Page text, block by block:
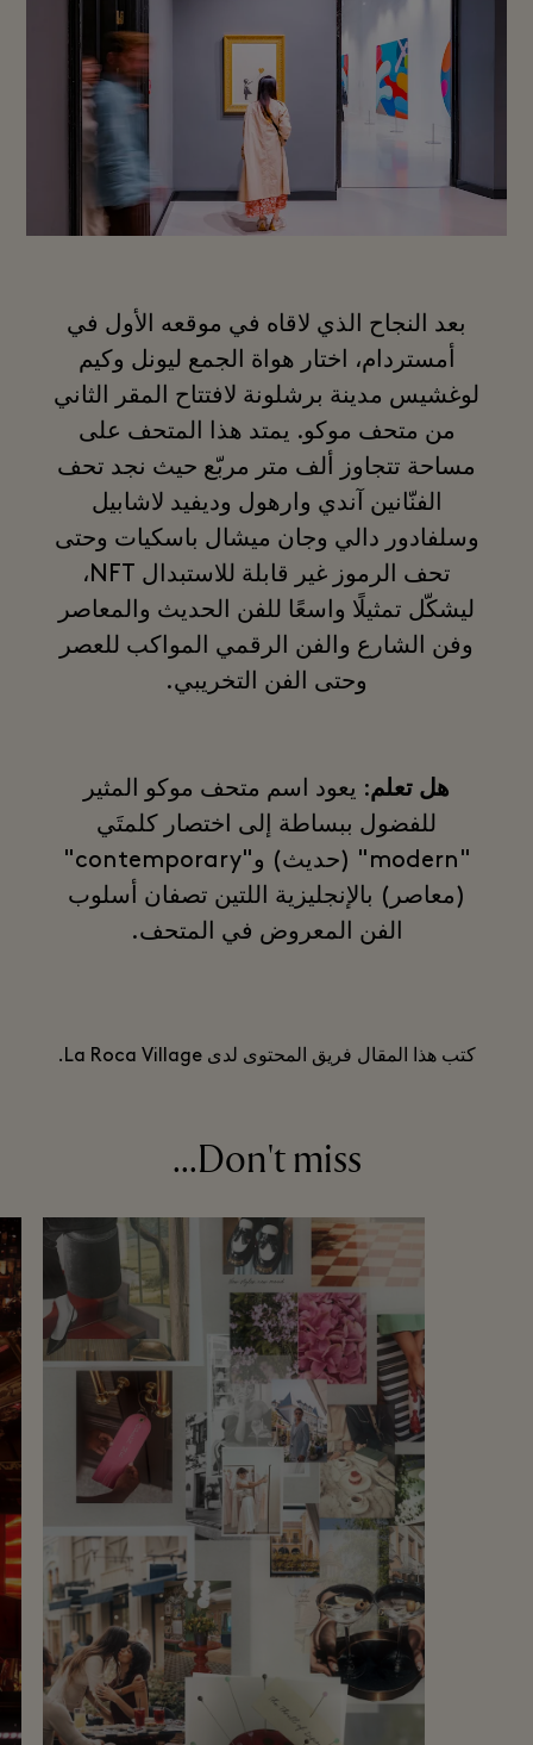
بعد النجاح الذي لاقاه في موقعه الأول في
أمستردام، اختار هواة الجمع ليونل وكيم
لوغشيس مدينة برشلونة لافتتاح المقر الثاني
من متحف موكو. يمتد هذا المتحف على
مساحة تتجاوز ألف متر مربّع حيث نجد تحف
الفنّانين آندي وارهول وديفيد لاشابيل
وسلفادور دالي وجان ميشال باسكيات وحتى
تحف الرموز غير قابلة للاستبدال NFT،
ليشكّل تمثيلًا واسعًا للفن الحديث والمعاصر
وفن الشارع والفن الرقمي المواكب للعصر
وحتى الفن التخريبي.
هل تعلم: يعود اسم متحف موكو المثير
للفضول ببساطة إلى اختصار كلمتَي
"modern" (حديث) و"contemporary"
(معاصر) بالإنجليزية اللتين تصفان أسلوب
الفن المعروض في المتحف.
كتب هذا المقال فريق المحتوى لدى La Roca Village.
Don't miss...